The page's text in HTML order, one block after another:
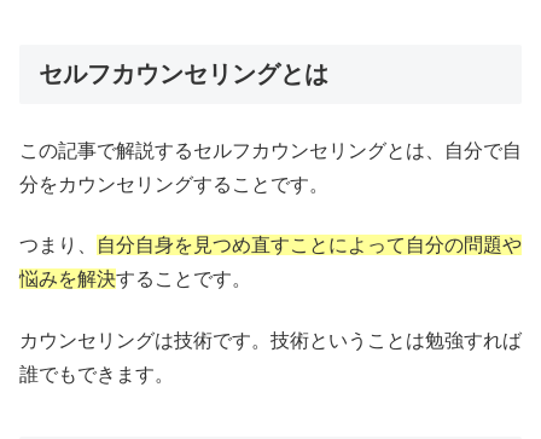
セルフカウンセリングとは
この記事で解説するセルフカウンセリングとは、自分で自
分をカウンセリングすることです。
つまり、
自分自身を見つめ直すことによって自分の問題や
悩みを解決することです。
カウンセリングは技術です。技術ということは勉強すれば
誰でもできます。